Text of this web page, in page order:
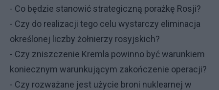
- Co będzie stanowić strategiczną porażkę Rosji?
- Czy do realizacji tego celu wystarczy eliminacja
określonej liczby żołnierzy rosyjskich?
- Czy zniszczenie Kremla powinno być warunkiem
koniecznym warunkującym zakończenie operacji?
- Czy rozważane jest użycie broni nuklearnej w